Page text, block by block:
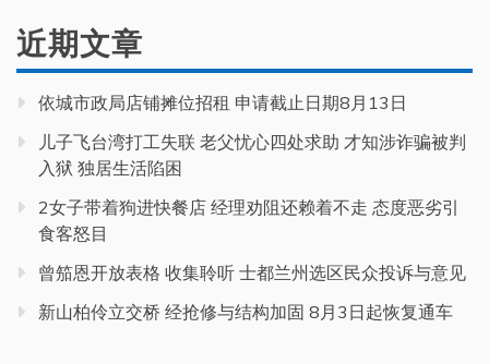
近期文章
依城市政局店铺摊位招租 申请截止日期8月13日
儿子飞台湾打工失联 老父忧心四处求助 才知涉诈骗被判
入狱 独居生活陷困
2女子带着狗进快餐店 经理劝阻还赖着不走 态度恶劣引
食客怒目
曾笳恩开放表格 收集聆听 士都兰州选区民众投诉与意见
新山柏伶立交桥 经抢修与结构加固 8月3日起恢复通车